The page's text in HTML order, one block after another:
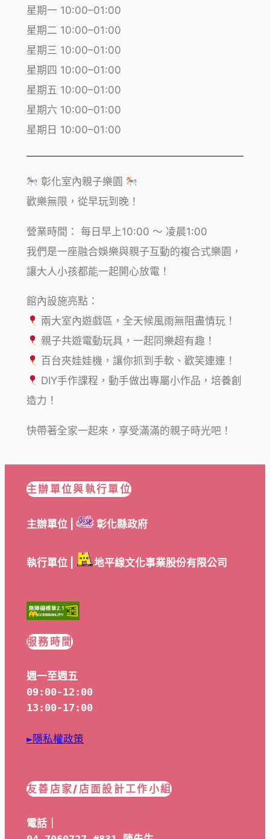
星期一 10:00–01:00
星期二 10:00–01:00
星期三 10:00–01:00
星期四 10:00–01:00
星期五 10:00–01:00
星期六 10:00–01:00
星期日 10:00–01:00
彰化室內親子樂園
歡樂無限，從早玩到晚！
營業時間： 每日早上10:00 ～ 凌晨1:00
我們是一座融合娛樂與親子互動的複合式樂園，
讓大人小孩都能一起開心放電！
館內設施亮點：
兩大室內遊戲區，全天候風雨無阻盡情玩！
親子共遊電動玩具，一起同樂超有趣！
百台夾娃娃機，讓你抓到手軟、歡笑連連！
DIY手作課程，動手做出專屬小作品，培養創
造力！
快帶著全家一起來，享受滿滿的親子時光吧！
主辦單位與執行單位
主辦單位 | 彰化縣政府
執行單位 | 地平線文化事業股份有限公司
服務時間
週一至週五
09:00-12:00
13:00-17:00
►隱私權政策
友善店家/店面設計工作小組
電話｜